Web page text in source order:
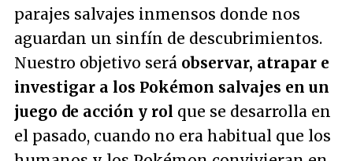
parajes salvajes inmensos donde nos
aguardan un sinfín de descubrimientos.
Nuestro objetivo será observar, atrapar e
investigar a los Pokémon salvajes en un
juego de acción y rol que se desarrolla en
el pasado, cuando no era habitual que los